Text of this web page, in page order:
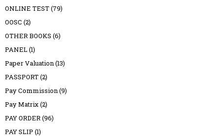
ONLINE TEST(79)
OOSC (2)
OTHER BOOKS (6)
PANEL(1)
Paper Valuation(13)
PASSPORT(2)
Pay Commission(9)
Pay Matrix(2)
PAY ORDER(96)
PAY SLIP (1)